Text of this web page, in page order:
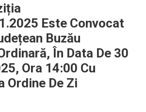
Este Convocat
Buzău
În Data De 30
Ora 14:00 Cu
Ordine De Zi